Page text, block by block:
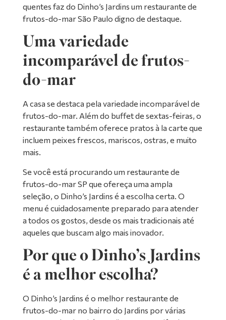
quentes faz do Dinho’s Jardins um restaurante de
frutos-do-mar São Paulo digno de destaque.
Uma variedade
incomparável de frutos-
do-mar
A casa se destaca pela variedade incomparável de
frutos-do-mar. Além do buffet de sextas-feiras, o
restaurante também oferece pratos à la carte que
incluem peixes frescos, mariscos, ostras, e muito
mais.
Se você está procurando um restaurante de
frutos-do-mar SP que ofereça uma ampla
seleção, o Dinho’s Jardins é a escolha certa. O
menu é cuidadosamente preparado para atender
a todos os gostos, desde os mais tradicionais até
aqueles que buscam algo mais inovador.
Por que o Dinho’s Jardins
é a melhor escolha?
O Dinho’s Jardins é o melhor restaurante de
frutos-do-mar no bairro do Jardins por várias